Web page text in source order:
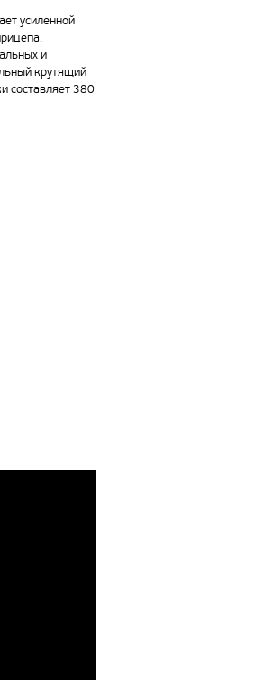
усиленной
и
крутящий
составляет 380